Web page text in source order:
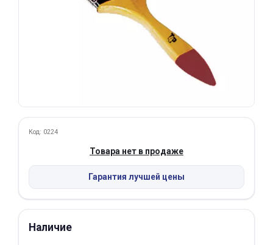
Код: 0224
Товара нет в продаже
Гарантия лучшей цены
Наличие
Получайте товар
выбранный способом
по 25%